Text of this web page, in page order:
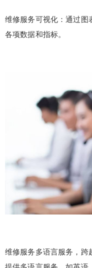
维修服务可视化：通过图
各项数据和指标。
维修服务多语言服务，跨